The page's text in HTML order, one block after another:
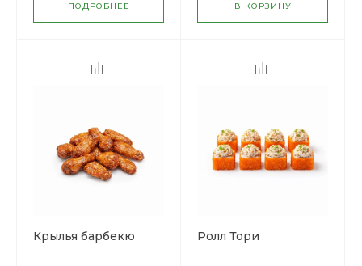
ПОДРОБНЕЕ В КОРЗИНУ
Крылья барбекю Ролл Тори